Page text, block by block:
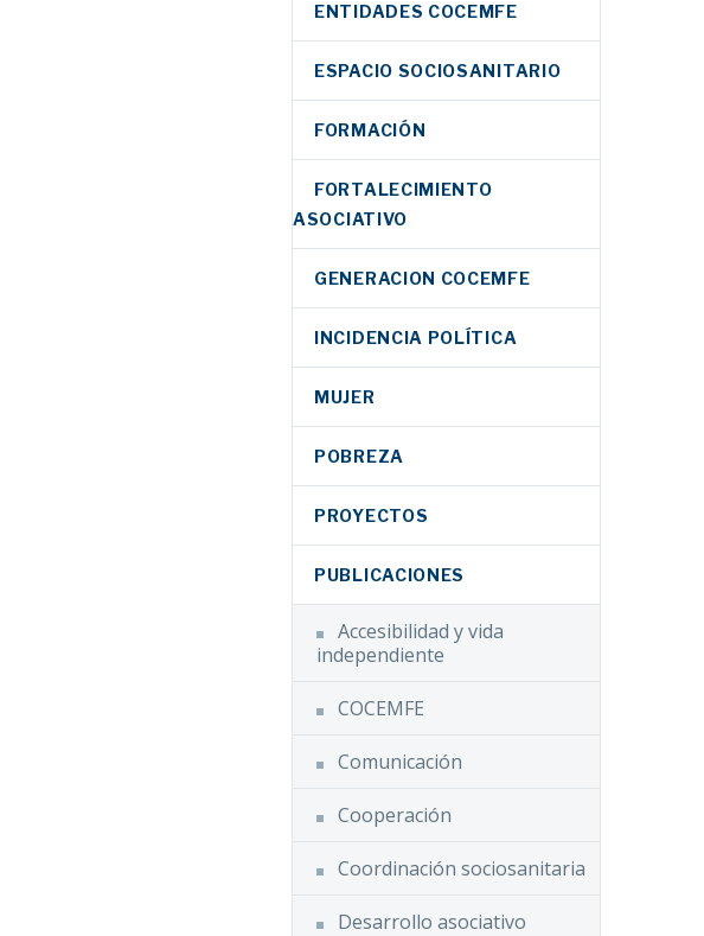
ENTIDADES COCEMFE
ESPACIO SOCIOSANITARIO
FORMACIÓN
FORTALECIMIENTO
ASOCIATIVO
GENERACION COCEMFE
INCIDENCIA POLÍTICA
MUJER
POBREZA
PROYECTOS
PUBLICACIONES
Accesibilidad y vida
independiente
COCEMFE
Comunicación
Cooperación
Coordinación sociosanitaria
Desarrollo asociativo